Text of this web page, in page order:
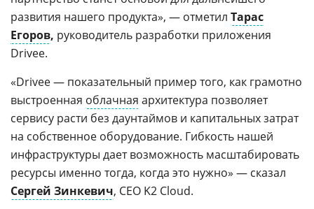
развития нашего продукта», — отметил Тарас
Егоров, руководитель разработки приложения
Drivee.
«Drivee — показательный пример того, как грамотно
выстроенная облачная архитектура позволяет
сервису расти без даунтаймов и капитальных затрат
на собственное оборудование. Гибкость нашей
инфраструктуры дает возможность масштабировать
ресурсы именно тогда, когда это нужно» — сказал
Сергей Зинкевич, CEO K2 Cloud.